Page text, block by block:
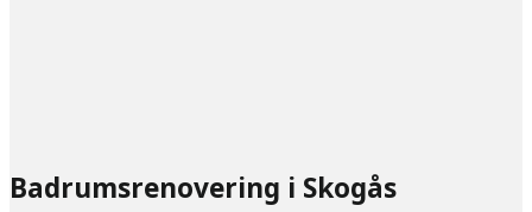
Badrumsrenovering i Skogås